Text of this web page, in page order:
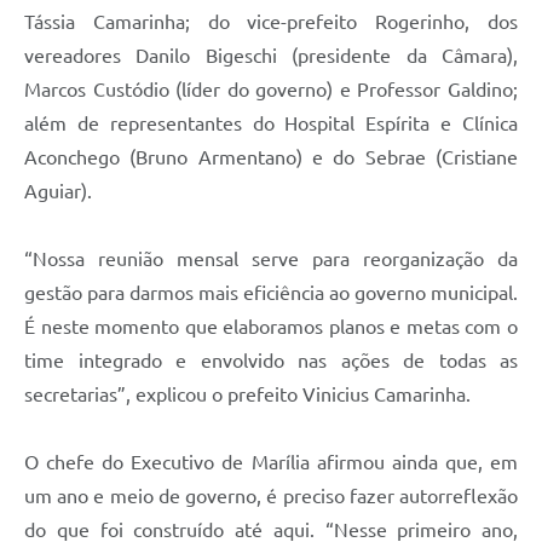
Tássia Camarinha; do vice-prefeito Rogerinho, dos
vereadores Danilo Bigeschi (presidente da Câmara),
Marcos Custódio (líder do governo) e Professor Galdino;
além de representantes do Hospital Espírita e Clínica
Aconchego (Bruno Armentano) e do Sebrae (Cristiane
Aguiar).
“Nossa reunião mensal serve para reorganização da
gestão para darmos mais eficiência ao governo municipal.
É neste momento que elaboramos planos e metas com o
time integrado e envolvido nas ações de todas as
secretarias”, explicou o prefeito Vinicius Camarinha.
O chefe do Executivo de Marília afirmou ainda que, em
um ano e meio de governo, é preciso fazer autorreflexão
do que foi construído até aqui. “Nesse primeiro ano,